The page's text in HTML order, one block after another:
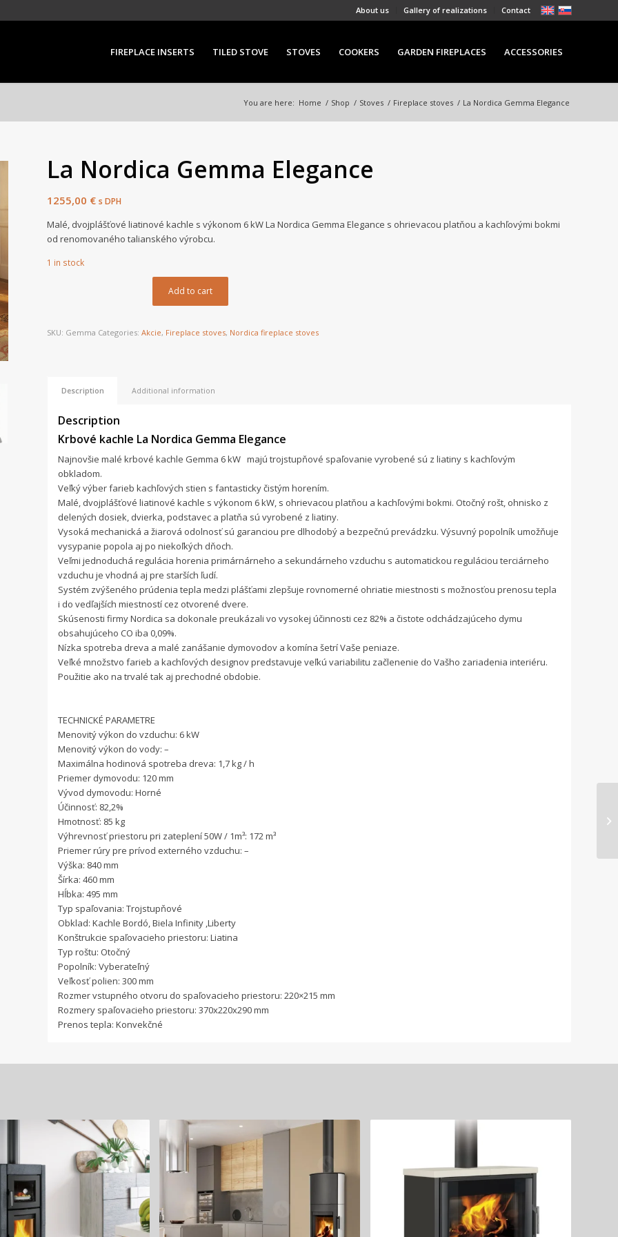
About us Gallery of realizations Contact
FIREPLACE INSERTS TILED STOVE STOVES COOKERS GARDEN FIREPLACES ACCESSORIES
You are here: Home / Shop / Stoves / Fireplace stoves / La Nordica Gemma Elegance
La Nordica Gemma Elegance
1255,00 € s DPH
Malé, dvojplášťové liatinové kachle s výkonom 6 kW La Nordica Gemma Elegance s ohrievacou platňou a kachľovými bokmi
od renomovaného talianského výrobcu.
1 in stock
Add to cart
SKU: Gemma Categories:Akcie, Fireplace stoves, Nordica fireplace stoves
Description Additional information
Description
Krbové kachle La Nordica Gemma Elegance
Najnovšie malé krbové kachle Gemma 6 kW majú trojstupňové spaľovanie vyrobené sú z liatiny s kachľovým
obkladom.
Veľký výber farieb kachľových stien s fantasticky čistým horením.
Malé, dvojplášťové liatinové kachle s výkonom 6 kW, s ohrievacou platňou a kachľovými bokmi. Otočný rošt, ohnisko z
delených dosiek, dvierka, podstavec a platňa sú vyrobené z liatiny.
Vysoká mechanická a žiarová odolnosť sú garanciou pre dlhodobý a bezpečnú prevádzku. Výsuvný popolník umožňuje
vysypanie popola aj po niekoľkých dňoch.
Veľmi jednoduchá regulácia horenia primárnárneho a sekundárneho vzduchu s automatickou reguláciou terciárneho
vzduchu je vhodná aj pre starších ľudí.
Systém zvýšeného prúdenia tepla medzi plášťami zlepšuje rovnomerné ohriatie miestnosti s možnosťou prenosu tepla
i do vedľajších miestností cez otvorené dvere.
Skúsenosti firmy Nordica sa dokonale preukázali vo vysokej účinnosti cez 82% a čistote odchádzajúceho dymu
obsahujúceho CO iba 0,09%.
Nízka spotreba dreva a malé zanášanie dymovodov a komína šetrí Vaše peniaze.
Veľké množstvo farieb a kachľových designov predstavuje veľkú variabilitu začlenenie do Vašho zariadenia interiéru.
Použitie ako na trvalé tak aj prechodné obdobie.
TECHNICKÉ PARAMETRE
Menovitý výkon do vzduchu: 6 kW
Menovitý výkon do vody: –
Maximálna hodinová spotreba dreva: 1,7 kg / h
Priemer dymovodu: 120 mm
Vývod dymovodu: Horné
Účinnosť: 82,2%
Hmotnosť: 85 kg
Výhrevnosť priestoru pri zateplení 50W / 1m³: 172 m³
Priemer rúry pre prívod externého vzduchu: –
Výška: 840 mm
Šírka: 460 mm
Hĺbka: 495 mm
Typ spaľovania: Trojstupňové
Obklad: Kachle Bordó, Biela Infinity ,Liberty
Konštrukcie spaľovacieho priestoru: Liatina
Typ roštu: Otočný
Popolník: Vyberateľný
Veľkosť polien: 300 mm
Rozmer vstupného otvoru do spaľovacieho priestoru: 220×215 mm
Rozmery spaľovacieho priestoru: 370x220x290 mm
Prenos tepla: Konvekčné